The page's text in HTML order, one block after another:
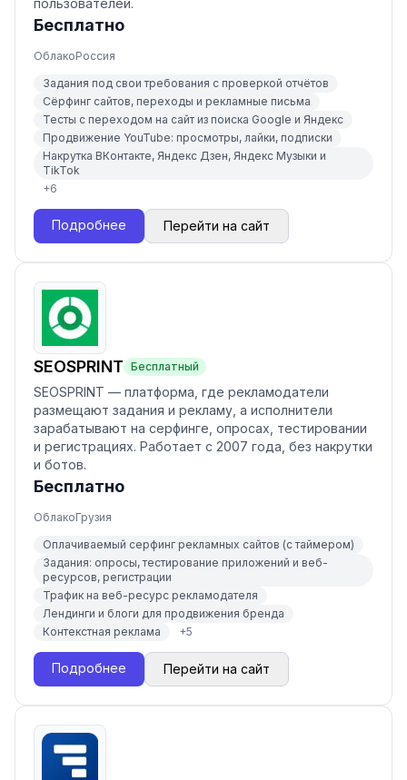
пользователей.
Бесплатно
ОблакоРоссия
Задания под свои требования с проверкой отчётов
Сёрфинг сайтов, переходы и рекламные письма
Тесты с переходом на сайт из поиска Google и Яндекс
Продвижение YouTube: просмотры, лайки, подписки
Накрутка ВКонтакте, Яндекс Дзен, Яндекс Музыки и
TikTok
+6
Подробнее Перейти на сайт
SEOSPRINT Бесплатный
SEOSPRINT — платформа, где рекламодатели
размещают задания и рекламу, а исполнители
зарабатывают на серфинге, опросах, тестировании
и регистрациях. Работает с 2007 года, без накрутки
и ботов.
Бесплатно
ОблакоГрузия
Оплачиваемый серфинг рекламных сайтов (с таймером)
Задания: опросы, тестирование приложений и веб-
ресурсов, регистрации
Трафик на веб-ресурс рекламодателя
Лендинги и блоги для продвижения бренда
Контекстная реклама
+5
Подробнее Перейти на сайт